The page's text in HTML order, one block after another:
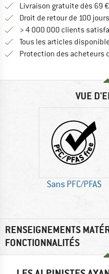
Livraison gratuite dès 69
Droit de retour de 100 jours
> 4 000 000 clients
Tous les articles
Protection des acheteurs
VUE
Sans PFC/PFAS
RENSEIGNEMENTS
FONCTIONNALITÉS